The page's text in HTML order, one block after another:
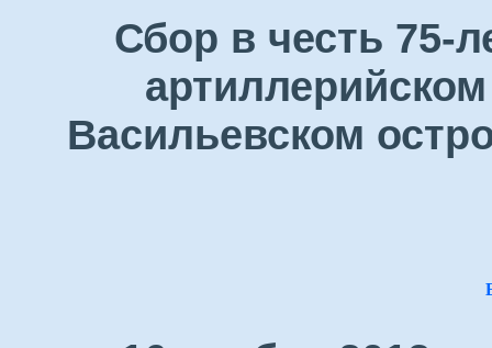
Сбор в честь 75-
Васильевском